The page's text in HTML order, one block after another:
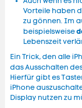
Vorteile haben
zu gönnen. Im
beispielsweise
Lebenszeit
Ein Trick, den alle
das Ausschalten
Hierfür gibt es
iPhone
Display nutzen zu